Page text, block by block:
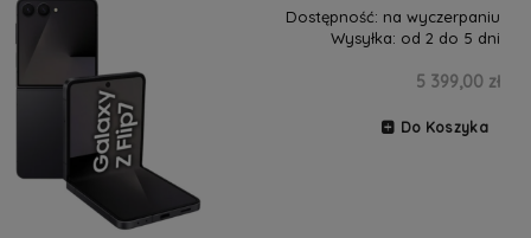
Dostępność: na wyczerpaniu
Wysyłka: od 2 do 5 dni
5 399,00 zł
Do Koszyka